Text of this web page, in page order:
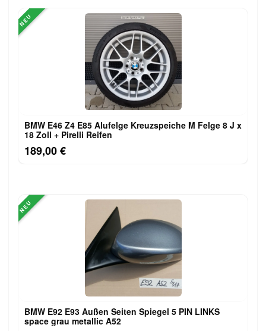
NEU
BMW E46 Z4 E85 Alufelge Kreuzspeiche M Felge 8 J x
18 Zoll + Pirelli Reifen
189,00 €
NEU
BMW E92 E93 Außen Seiten Spiegel 5 PIN LINKS
space grau metallic A52